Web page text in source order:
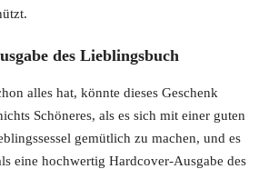
des Lieblingsbuch
alles hat, könnte dieses Geschenk
Schöneres, als es sich mit einer guten
gemütlich zu machen, und es
eine hochwertig Hardcover-Ausgabe des